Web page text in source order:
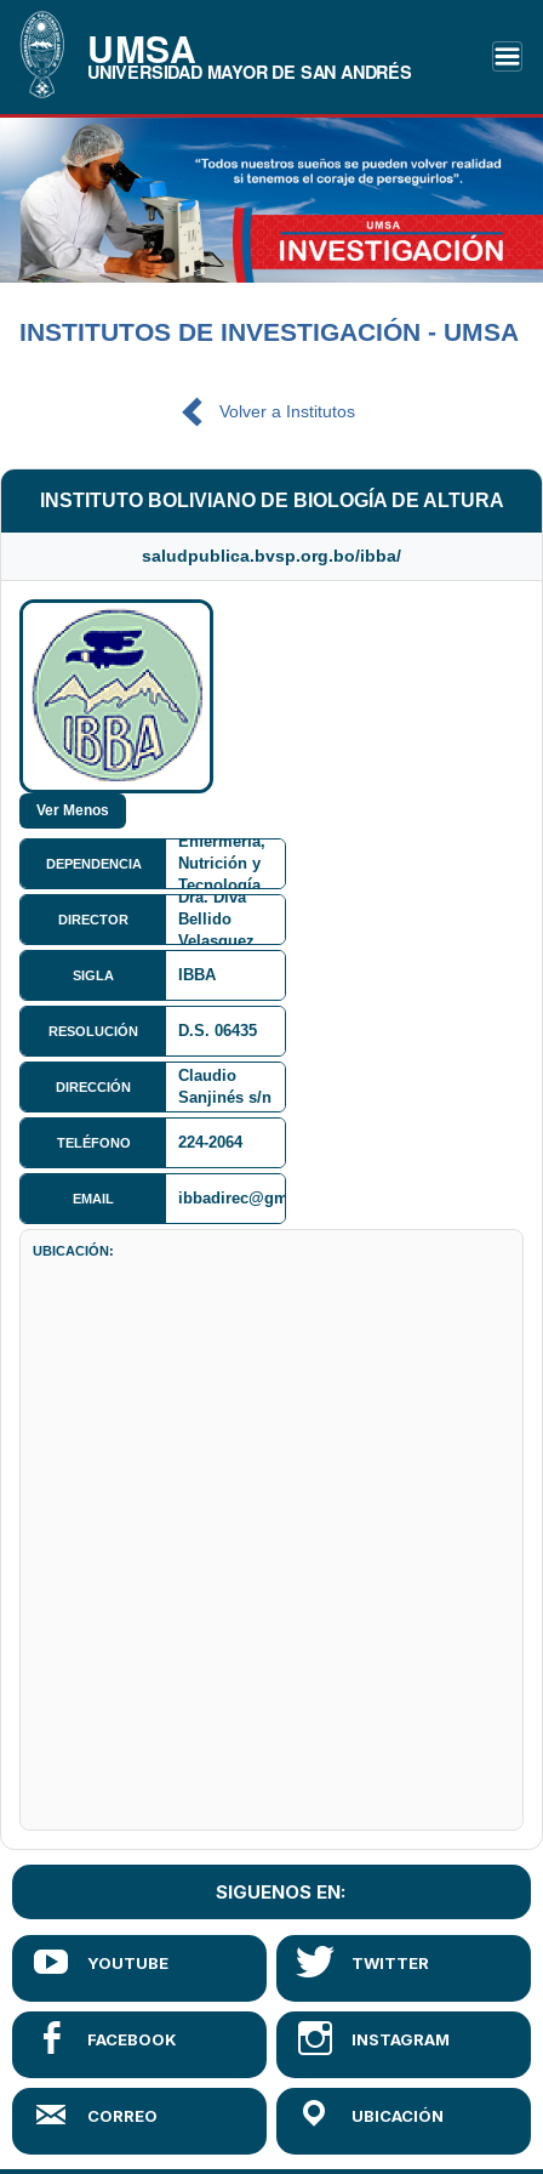
UMSA
UNIVERSIDAD MAYOR DE SAN ANDRÉS
INSTITUTOS DE INVESTIGACIÓN - UMSA
Volver a Institutos
INSTITUTO BOLIVIANO DE BIOLOGÍA DE ALTURA
saludpublica.bvsp.org.bo/ibba/
DEPENDENCIA
Facultad de
Enfermería,
Nutrición y
Tecnología
Médica
FMENT
DIRECTOR
Dra. Diva
Bellido
Velasquez
SIGLA IBBA
RESOLUCIÓN D.S. 06435
DIRECCIÓN
Calle
Claudio
Sanjinés s/n
(Miraflores)
TELÉFONO 224-2064
EMAIL ibbadirec@gmail.com
UBICACIÓN:
SIGUENOS EN: